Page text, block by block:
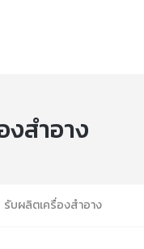
สำอาง
รับผลิตเครื่องสำอาง